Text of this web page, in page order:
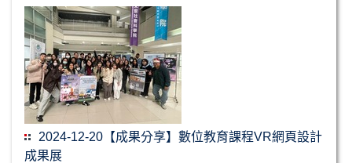
2024-12-20【成果分享】數位教育課程VR網頁設計
成果展